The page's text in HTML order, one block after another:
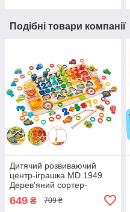
Подібні товари компанії
Дитячий розвиваючий
центр-іграшка MD 1949
Дерев'яний сортер-
фігурками
649 ₴ 709 ₴